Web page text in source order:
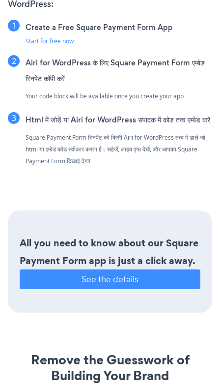
WordPress:
Create a Free Square Payment Form App
Start for free now
Airi for WordPress के लिए Square Payment Form एम्बेड
स्निपेट कॉपी करें
Your code block will be available once you create your app
Html में जोड़ें या Airi for WordPress संपादक में कोड तत्व एम्बेड करें
Square Payment Form स्निपेट को किसी Airi for WordPress तत्व में डालें जो
html या एम्बेड कोड स्वीकार करता है। सहेजें, लाइव पृष्ठ देखें, और आपका Square
Payment Form दिखाई देगा!
All you need to know about our Square
Payment Form app is just a click away.
See the details
Remove the Guesswork of
Building Your Brand